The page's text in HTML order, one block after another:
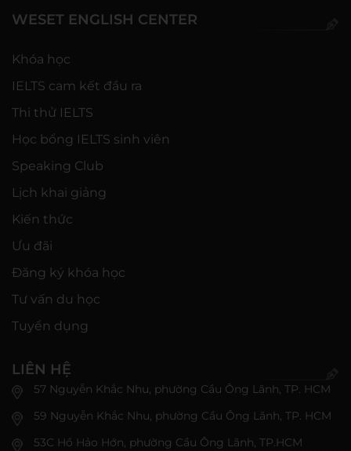
WESET ENGLISH CENTER
Khóa học
IELTS cam kết đầu ra
Thi thử IELTS
Học bổng IELTS sinh viên
Speaking Club
Lịch khai giảng
Kiến thức
Ưu đãi
Đăng ký khóa học
Tư vấn du học
Tuyển dụng
LIÊN HỆ
57 Nguyễn Khắc Nhu, phường Cầu Ông Lãnh, TP. HCM
59 Nguyễn Khắc Nhu, phường Cầu Ông Lãnh, TP. HCM
53C Hồ Hảo Hớn, phường Cầu Ông Lãnh, TP.HCM